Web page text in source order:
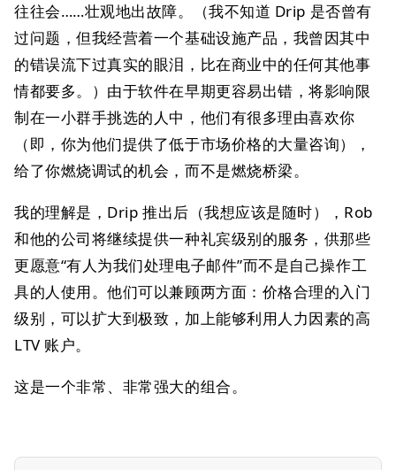
往往会……壮观地出故障。（我不知道 Drip 是否曾有
过问题，但我经营着一个基础设施产品，我曾因其中
的错误流下过真实的眼泪，比在商业中的任何其他事
情都要多。）由于软件在早期更容易出错，将影响限
制在一小群手挑选的人中，他们有很多理由喜欢你
（即，你为他们提供了低于市场价格的大量咨询），
给了你燃烧调试的机会，而不是燃烧桥梁。
我的理解是，Drip 推出后（我想应该是随时），Rob
和他的公司将继续提供一种礼宾级别的服务，供那些
更愿意“有人为我们处理电子邮件”而不是自己操作工
具的人使用。他们可以兼顾两方面：价格合理的入门
级别，可以扩大到极致，加上能够利用人力因素的高
LTV 账户。
这是一个非常、非常强大的组合。